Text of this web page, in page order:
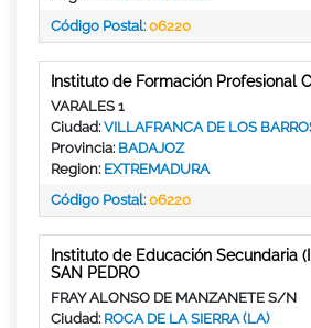
Código Postal:06220
Instituto de Formación Profesional
VARALES 1
Ciudad:VILLAFRANCA DE LOS
Provincia: BADAJOZ
Region: EXTREMADURA
Código Postal:06220
Instituto de Educación Secundaria
SAN PEDRO
FRAY ALONSO DE MANZANETE S/N
Ciudad: ROCA DE LA SIERRA (LA)